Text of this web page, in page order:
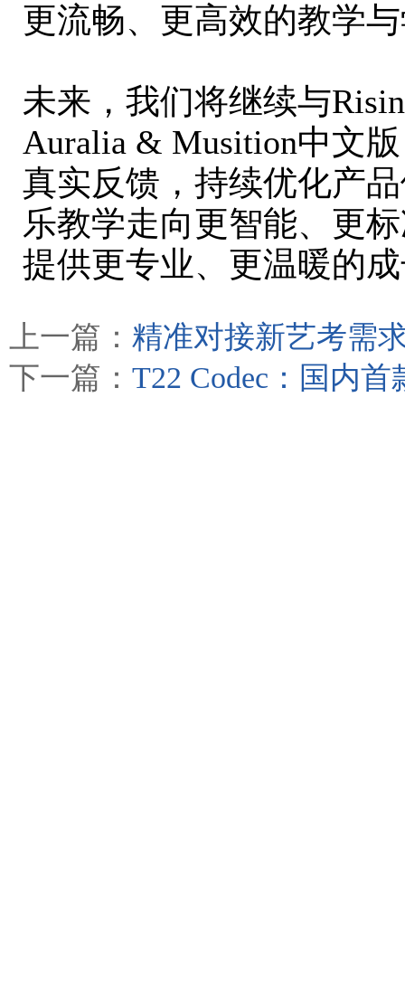
更流畅、更高效的教学
未来，我们将继续与
Auralia & Musition中文
真实反馈，持续优化产
乐教学走向更智能、更
提供更专业、更温暖的
上一篇： 精准对接新艺考需
下一篇： T22 Codec：国内